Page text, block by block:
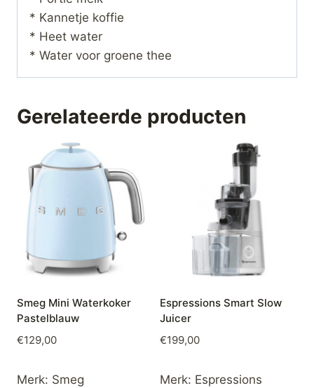
* Kannetje koffie
* Heet water
* Water voor groene thee
Gerelateerde producten
Smeg Mini Waterkoker
Pastelblauw
€129,00
Merk: Smeg
Espressions Smart Slow
Juicer
€199,00
Merk: Espressions